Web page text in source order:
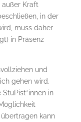
Kraft
in der
muss daher
in Präsenz
und
gehen wird.
in
kann